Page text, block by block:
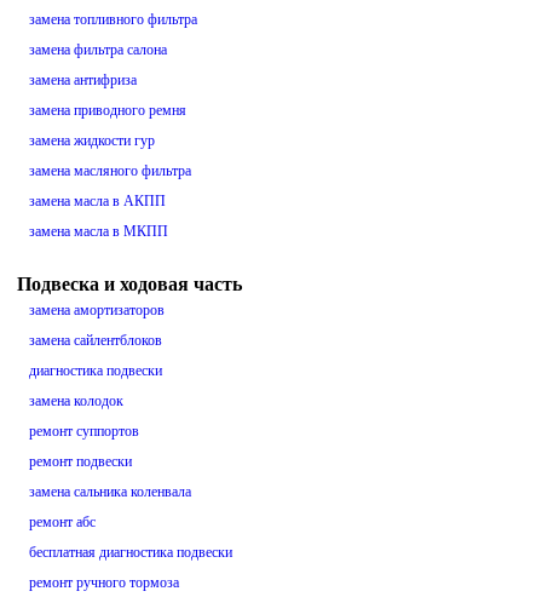
замена топливного фильтра
замена фильтра салона
замена антифриза
замена приводного ремня
замена жидкости гур
замена масляного фильтра
замена масла в АКПП
замена масла в МКПП
Подвеска и ходовая часть
замена амортизаторов
замена сайлентблоков
диагностика подвески
замена колодок
ремонт суппортов
ремонт подвески
замена сальника коленвала
ремонт абс
бесплатная диагностика подвески
ремонт ручного тормоза